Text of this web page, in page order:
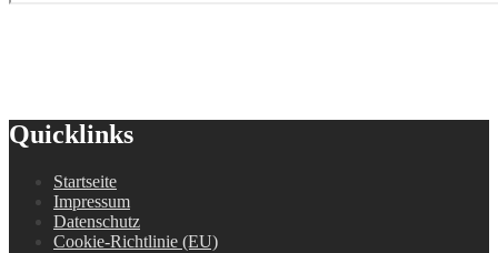
Quicklinks
Startseite
Impressum
Datenschutz
Cookie-Richtlinie (EU)